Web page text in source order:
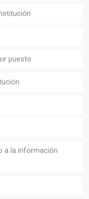
puesto
a la información